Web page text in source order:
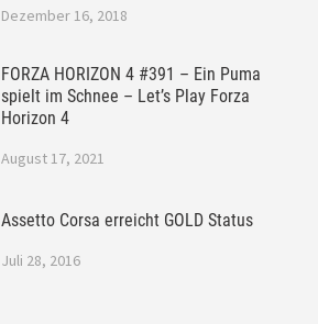
Dezember 16, 2018
FORZA HORIZON 4 #391 – Ein Puma
spielt im Schnee – Let’s Play Forza
Horizon 4
August 17, 2021
Assetto Corsa erreicht GOLD Status
Juli 28, 2016